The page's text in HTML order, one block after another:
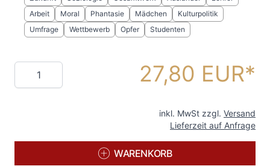
Arbeit
Moral Phantasie Mädchen
Kulturpolitik
Umfrage
Wettbewerb Opfer Studenten
Menge 27,80 EUR
inkl. MwSt zzgl. Versand
Lieferzeit auf Anfrage
WARENKORB